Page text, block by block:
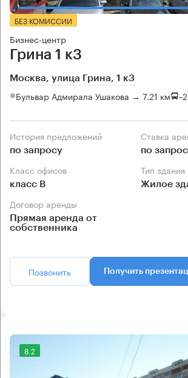
БЕЗ КОМИССИИ
Бизнес-центр
Грина 1 к3
Москва, улица Грина, 1 к3
Бульвар Адмирала Ушакова → 7.21 км ~
История предложений
по запросу
Ставка
по
Класс офисов
класс B
Тип здания
Жилое
Договор аренды
Прямая аренда от
собственника
Позвонить Получить
8.2